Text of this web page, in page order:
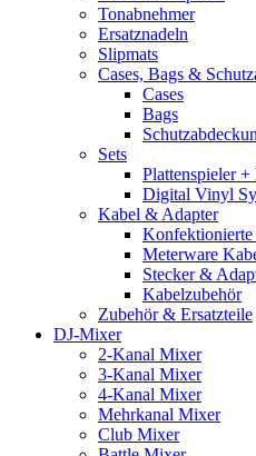
Tonabnehmer
Ersatznadeln
Slipmats
Cases, Bags &
Cases
Bags
Sets
Plattenspieler
Digital Vinyl
Kabel & Adapter
Konfektionierte
Meterware
Stecker &
Kabelzubehör
Zubehör & Ersatzteile
DJ-Mixer
2-Kanal Mixer
3-Kanal Mixer
4-Kanal Mixer
Mehrkanal Mixer
Club Mixer